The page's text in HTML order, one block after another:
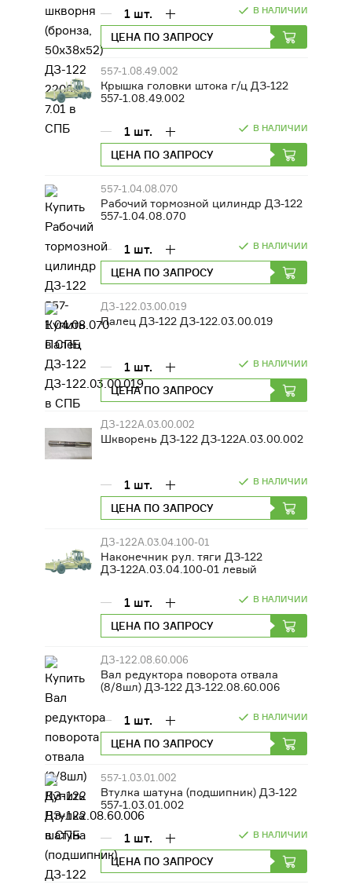
ДВИГАТЕЛИ
ОБОРУДОВАНИЕ ДЛЯ КАБИН
МАШИНИСТОВ
РАЗНАЯ ТЕХНИКА
СЕЛЬСКОХОЗЯЙСТВЕННОЕ
ОБОРУДОВАНИЕ
ФИЛЬТРЫ
ТРАНСМИССИЯ, КПП
В НАЛИЧИИ
1 шт.
ЦЕНА ПО ЗАПРОСУ
557-1.08.49.002
Крышка головки штока г/ц ДЗ-122
557-1.08.49.002
В НАЛИЧИИ
1 шт.
ЦЕНА ПО ЗАПРОСУ
557-1.04.08.070
Рабочий тормозной цилиндр ДЗ-122
557-1.04.08.070
В НАЛИЧИИ
1 шт.
ЦЕНА ПО ЗАПРОСУ
ДЗ-122.03.00.019
Палец ДЗ-122 ДЗ-122.03.00.019
В НАЛИЧИИ
1 шт.
ЦЕНА ПО ЗАПРОСУ
ДЗ-122А.03.00.002
Шкворень ДЗ-122 ДЗ-122А.03.00.002
В НАЛИЧИИ
1 шт.
ЦЕНА ПО ЗАПРОСУ
ДЗ-122А.03.04.100-01
Наконечник рул. тяги ДЗ-122
ДЗ-122А.03.04.100-01 левый
В НАЛИЧИИ
1 шт.
ЦЕНА ПО ЗАПРОСУ
ДЗ-122.08.60.006
Вал редуктора поворота отвала
(8/8шл) ДЗ-122 ДЗ-122.08.60.006
В НАЛИЧИИ
1 шт.
ЦЕНА ПО ЗАПРОСУ
557-1.03.01.002
Втулка шатуна (подшипник) ДЗ-122
557-1.03.01.002
В НАЛИЧИИ
1 шт.
ЦЕНА ПО ЗАПРОСУ